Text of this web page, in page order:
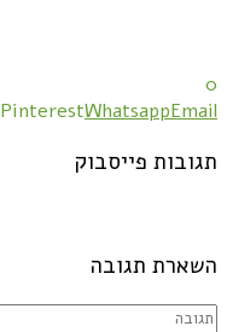
0
PinterestWhatsappEmail
תגובות פייסבוק
השארת תגובה